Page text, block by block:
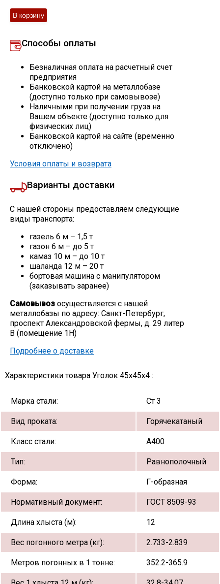
Способы оплаты
Безналичная оплата на расчетный счет
предприятия
Банковской картой на металлобазе
(доступно только при самовывозе)
Наличными при получении груза на
Вашем объекте (доступно только для
физических лиц)
Банковской картой на сайте (временно
отключено)
Условия оплаты и возврата
Варианты доставки
С нашей стороны предоставляем следующие
виды транспорта:
газель 6 м – 1,5 т
газон 6 м – до 5 т
камаз 10 м – до 10 т
шаланда 12 м – 20 т
бортовая машина с манипулятором
(заказывать заранее)
Самовывоз осуществляется с нашей
металлобазы по адресу: Санкт-Петербург,
проспект Александровской фермы, д. 29 литер
В (помещение 1Н)
Подробнее о доставке
Характеристики товара Уголок 45х45х4 :
Марка стали: Ст 3
Вид проката: Горячекатаный
Класс стали: А400
Тип: Равнополочный
Форма: Г-образная
Нормативный документ: ГОСТ 8509-93
Длина хлыста (м): 12
Вес погонного метра (кг): 2.733-2.839
Метров погонных в 1 тонне: 352.2-365.9